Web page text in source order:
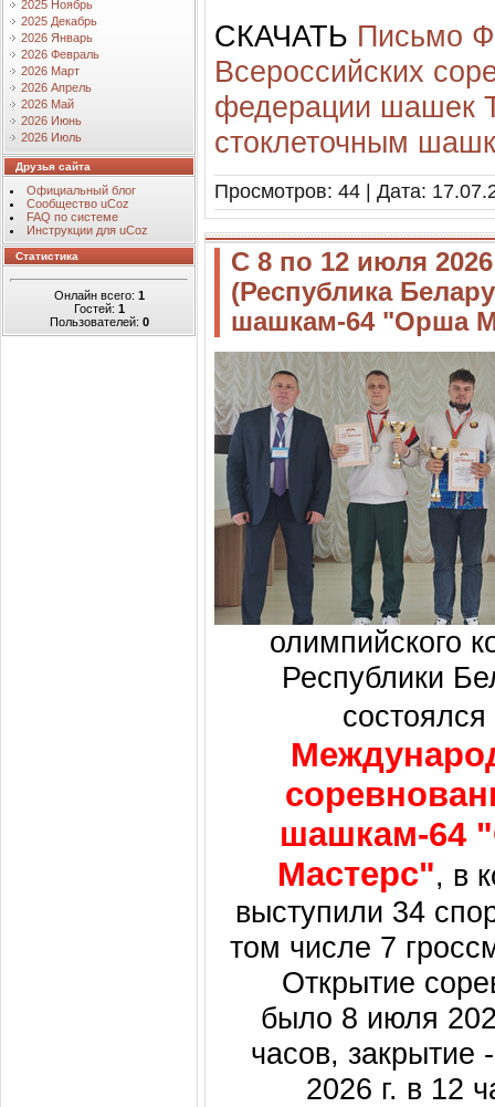
2025 Ноябрь
2025 Декабрь
2026 Январь
2026 Февраль
2026 Март
2026 Апрель
2026 Май
2026 Июнь
2026 Июль
Друзья сайта
Официальный блог
Сообщество uCoz
FAQ по системе
Инструкции для uCoz
Статистика
Онлайн всего: 1
Гостей: 1
Пользователей: 0
СКАЧАТЬ Письмо
Всероссийских
федерации шашек
стоклеточным
Просмотров: 44 | Дата:
С 8 по 12 июля
(Республика
шашкам-64 "Орша
олимпийского
Республики
состоялся
шашкам-64
Мастерс", в
выступили 34
том числе 7
Открытие
было 8 июля
часов, закрытие
2026 г. в 12